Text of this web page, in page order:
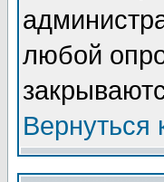
любой
Вернуться